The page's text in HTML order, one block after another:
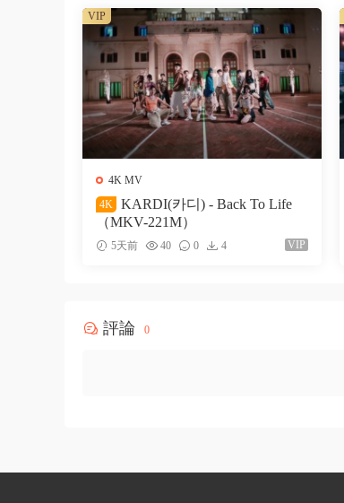
4K MV
4K
KARDI(카디) - Back To Life
（MKV-221M）
5天前 40 0 4 VIP
VIP
評論 0